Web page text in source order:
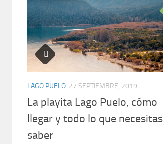
LAGO PUELO 27 SEPTIEMBRE, 2019
La playita Lago Puelo, cómo
llegar y todo lo que necesitas
saber